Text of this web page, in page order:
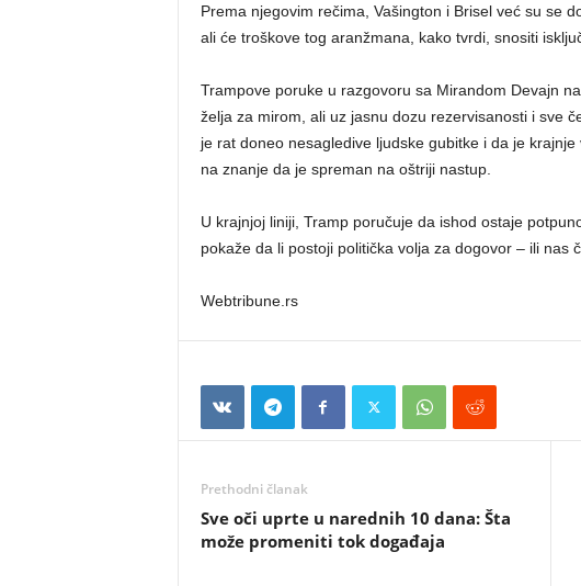
Prema njegovim rečima, Vašington i Brisel već su se
ali će troškove tog aranžmana, kako tvrdi, snositi
Trampove poruke u razgovoru sa Mirandom Devajn
želja za mirom, ali uz jasnu dozu rezervisanosti i sve
je rat doneo nesagledive ljudske gubitke i da je
na znanje da je spreman na oštriji nastup.
U krajnjoj liniji, Tramp poručuje da ishod ostaje
pokaže da li postoji politička volja za dogovor – ili nas
Webtribune.rs
Prethodni članak
Sve oči uprte u narednih 10 dana: Šta
može promeniti tok događaja